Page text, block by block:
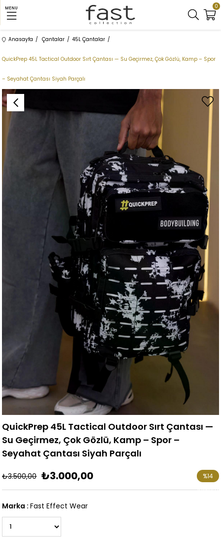
MENU 0
Anasayfa Çantalar 45L Çantalar
QuickPrep 45L Tactical Outdoor Sırt Çantası — Su Geçirmez, Çok Gözlü, Kamp – Spor
– Seyahat Çantası Siyah Parçalı
QuickPrep 45L Tactical Outdoor Sırt Çantası —
Su Geçirmez, Çok Gözlü, Kamp – Spor –
Seyahat Çantası Siyah Parçalı
₺3.500,00 ₺3.000,00 %14
İndirim
Marka : Fast Effect Wear